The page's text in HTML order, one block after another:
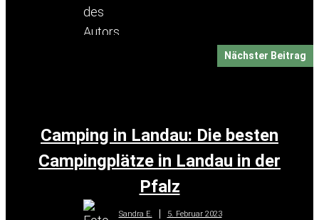
Nächster Beitrag
Camping in Landau: Die besten
Campingplätze in Landau in der
Pfalz
Sandra E. 5. Februar 2023